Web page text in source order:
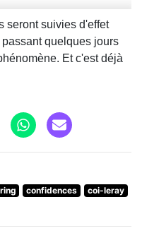
seront suivies d'effet
quelques jours
Et c'est déjà
confidences
coi-leray